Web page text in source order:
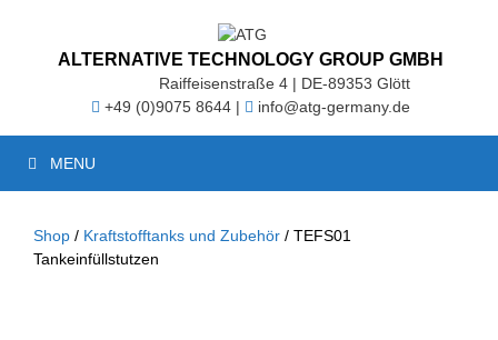
springenALTERNATIVE TECHNOLOGY GROUP GMBH
Raiffeisenstraße 4 | DE-89353 Glött
+49 (0)9075 8644 |
info@atg-germany.de
MENU
Shop / Kraftstofftanks und Zubehör / TEFS01
Tankeinfüllstutzen